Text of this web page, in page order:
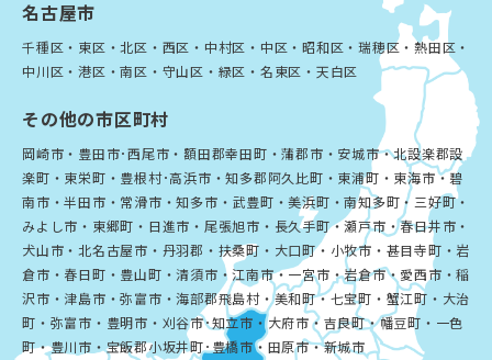
名古屋市
千種区・東区・北区・西区・中村区・中区・昭和区・瑞穂区・熱田区・
中川区・港区・南区・守山区・緑区・名東区・天白区
その他の市区町村
岡崎市・豊田市･西尾市・額田郡幸田町・蒲郡市・安城市・北設楽郡設
楽町・東栄町・豊根村･高浜市・知多郡阿久比町・東浦町・東海市・碧
南市・半田市・常滑市・知多市・武豊町・美浜町・南知多町・三好町・
みよし市・東郷町・日進市・尾張旭市・長久手町・瀬戸市・春日井市・
犬山市・北名古屋市・丹羽郡・扶桑町・大口町・小牧市・甚目寺町・岩
倉市・春日町・豊山町・清須市・江南市・一宮市・岩倉市・愛西市・稲
沢市・津島市・弥富市・海部郡飛島村・美和町・七宝町・蟹江町・大治
町・弥富市・豊明市・刈谷市･知立市・大府市・吉良町・幡豆町・一色
町・豊川市・宝飯郡小坂井町･豊橋市・田原市・新城市